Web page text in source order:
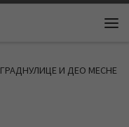
И ДЕО МЕСНЕ